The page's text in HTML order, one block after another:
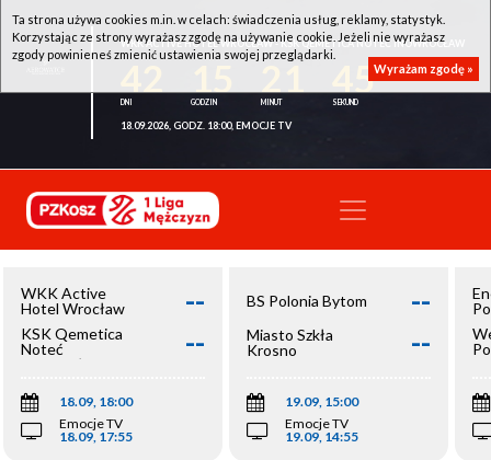
WKK ACTIVE HOTEL WROCŁAW - KSK QEMETICA NOTEĆ INOWROCŁAW
45
18.09.2026, GODZ. 18:00, EMOCJE TV
WKK Active
Hotel Wrocław
--
KSK Qemetica
Noteć
Inowrocław
--
18.09, 18:00
Emocje TV
18.09, 17:55
BS Polonia Bytom --
Miasto Szkła
Krosno
--
19.09, 15:00
Emocje TV
19.09, 14:55
Ta strona używa cookies m.in. w celach: świadczenia usług, reklamy, statystyk.
Korzystając ze strony wyrażasz zgodę na używanie cookie. Jeżeli nie wyrażasz
zgody powinieneś zmienić ustawienia swojej przeglądarki.
Wyrażam zgodę »